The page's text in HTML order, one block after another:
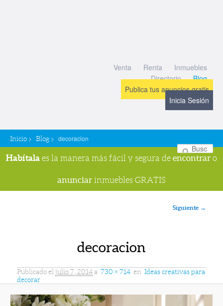
Venta Renta
Inmuebles
Directorio
Blog
Publica tus anuncios gratis
Inicia Sesión
Inicio > Blog > decoracion
Habítala es la manera más fácil y segura de encontrar o
anunciar inmuebles GRATIS
Siguiente →
decoracion
Publicado el julio 7, 2014a 730 × 714 en Ideas creativas para
decorar